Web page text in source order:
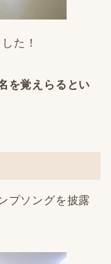
た！
を覚えらるとい
プソングを披露